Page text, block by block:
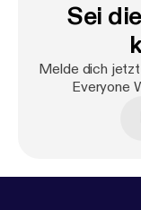
Sei
Melde dich jetzt
Everyone